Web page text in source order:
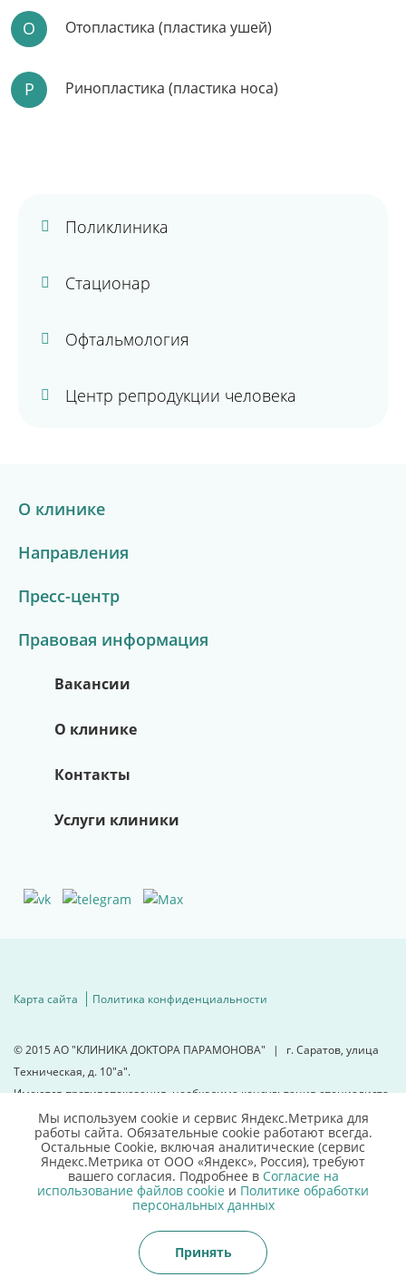
О Отопластика (пластика ушей)
Р Ринопластика (пластика носа)
Поликлиника
Стационар
Офтальмология
Центр репродукции человека
О клинике
Направления
Пресс-центр
Правовая информация
Вакансии
О клинике
Контакты
Услуги клиники
Карта сайта Политика конфиденциальности
© 2015 АО "КЛИНИКА ДОКТОРА ПАРАМОНОВА" |
г. Саратов, улица
Техническая, д. 10"а".
Имеются противопоказания, необходима консультация специалиста.
Для детальной информации
свяжитесь с нами
8 (8452)66 03 03
Мы используем cookie и сервис Яндекс.Метрика для
работы сайта. Обязательные cookie работают всегда.
Остальные Сookie, включая аналитические (сервис
Яндекс.Метрика от ООО «Яндекс», Россия), требуют
вашего согласия. Подробнее в Согласие на
использование файлов cookie и Политике обработки
персональных данных
Принять